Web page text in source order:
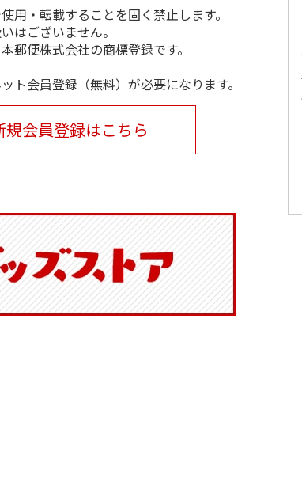
水森亜土／ステッカ
600円
(送料別・税込)
リラックマ／マルチ
5.0 （6）
1,100円
(送料別・税込)
令和八年七月場所
【安青錦】
用・転載することを固く禁止します。
はございません。
郵便株式会社の商標登録です。
ト会員登録（無料）が必要になります。
規会員登録はこちら